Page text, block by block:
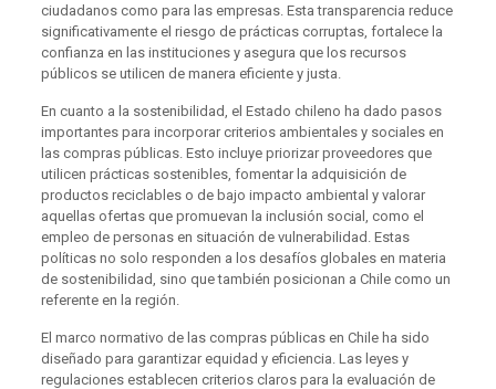
ciudadanos como para las empresas. Esta transparencia reduce
significativamente el riesgo de prácticas corruptas, fortalece la
confianza en las instituciones y asegura que los recursos
públicos se utilicen de manera eficiente y justa.
En cuanto a la sostenibilidad, el Estado chileno ha dado pasos
importantes para incorporar criterios ambientales y sociales en
las compras públicas. Esto incluye priorizar proveedores que
utilicen prácticas sostenibles, fomentar la adquisición de
productos reciclables o de bajo impacto ambiental y valorar
aquellas ofertas que promuevan la inclusión social, como el
empleo de personas en situación de vulnerabilidad. Estas
políticas no solo responden a los desafíos globales en materia
de sostenibilidad, sino que también posicionan a Chile como un
referente en la región.
El marco normativo de las compras públicas en Chile ha sido
diseñado para garantizar equidad y eficiencia. Las leyes y
regulaciones establecen criterios claros para la evaluación de